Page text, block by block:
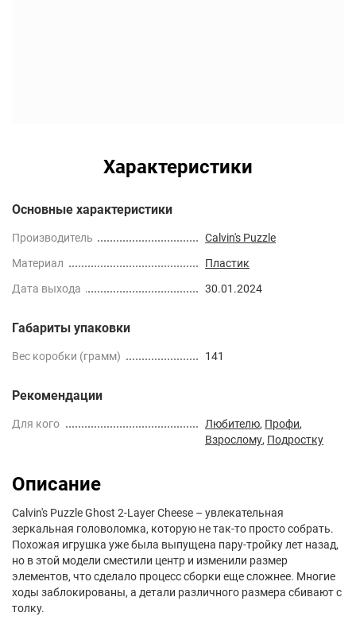
Характеристики
Основные характеристики
Производитель
Calvin's Puzzle
Материал
Пластик
Дата выхода
30.01.2024
Габариты упаковки
Вес коробки (грамм) 141
Рекомендации
Для кого Любителю, Профи,
Взрослому, Подростку
Описание
Calvin's Puzzle Ghost 2-Layer Cheese – увлекательная
зеркальная головоломка, которую не так-то просто собрать.
Похожая игрушка уже была выпущена пару-тройку лет назад,
но в этой модели сместили центр и изменили размер
элементов, что сделало процесс сборки еще сложнее. Многие
ходы заблокированы, а детали различного размера сбивают с
толку.